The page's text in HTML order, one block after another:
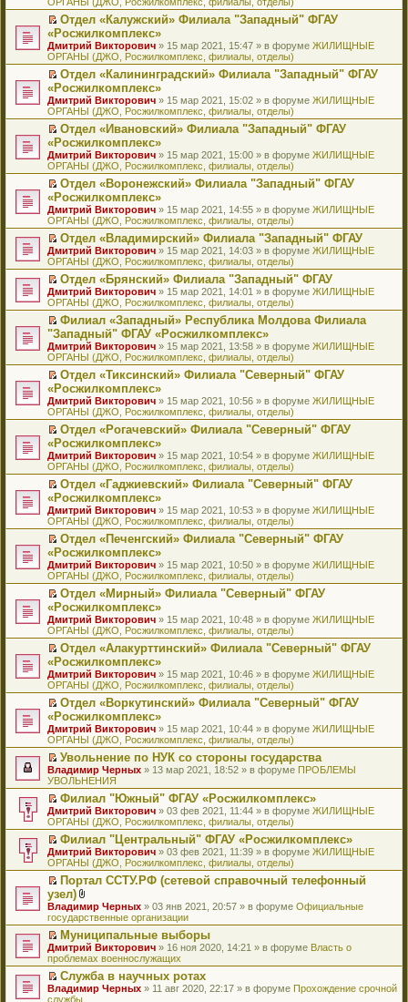
щ
е
н
ю
у
с
о
б
щ
е
н
ю
а
н
н
м
у
с
о
б
щ
е
н
ю
р
о
ч
т
а
н
н
м
у
с
о
б
щ
е
н
ю
м
у
н
п
р
о
ч
т
а
н
н
м
у
с
о
б
щ
е
н
и
ю
п
е
р
о
м
у
н
п
р
о
ч
т
а
н
н
м
у
с
о
о
б
щ
е
н
и
ю
е
й
т
к
п
е
р
о
м
у
н
п
р
о
ч
т
а
н
н
о
м
у
с
о
о
б
щ
е
н
и
ю
П
р
е
й
т
к
п
е
р
о
м
у
н
п
р
о
ч
и
т
а
н
н
о
м
у
с
о
о
б
щ
е
н
и
ю
Отдел «Калужский» Филиала "Западный" ФГАУ
«Росжилкомплекс»
Дмитрий Викторович » 15 мар 2021, 15:47 » в форуме ЖИЛИЩНЫЕ
ОРГАНЫ (ДЖО, Росжилкомплекс, филиалы, отделы)
П
р
е
й
т
к
п
е
р
о
м
у
н
е
п
р
о
ч
и
т
а
н
н
о
м
у
с
о
о
б
щ
е
н
и
ю
Отдел «Калининградский» Филиала "Западный" ФГАУ
«Росжилкомплекс»
Дмитрий Викторович » 15 мар 2021, 15:02 » в форуме ЖИЛИЩНЫЕ
ОРГАНЫ (ДЖО, Росжилкомплекс, филиалы, отделы)
П
р
е
й
т
к
п
е
р
в
о
м
у
н
е
п
р
о
ч
и
т
а
н
н
о
м
у
с
о
о
б
щ
е
н
и
ю
Отдел «Ивановский» Филиала "Западный" ФГАУ
«Росжилкомплекс»
Дмитрий Викторович » 15 мар 2021, 15:00 » в форуме ЖИЛИЩНЫЕ
ОРГАНЫ (ДЖО, Росжилкомплекс, филиалы, отделы)
П
р
е
й
т
и
к
п
е
р
в
о
м
у
н
е
п
р
о
ч
и
т
а
н
н
о
м
у
с
о
о
б
щ
е
н
и
ю
Отдел «Воронежский» Филиала "Западный" ФГАУ
«Росжилкомплекс»
Дмитрий Викторович » 15 мар 2021, 14:55 » в форуме ЖИЛИЩНЫЕ
ОРГАНЫ (ДЖО, Росжилкомплекс, филиалы, отделы)
П
е
р
е
й
т
и
к
п
е
р
в
о
м
у
н
е
п
р
о
ч
и
т
а
н
н
о
м
у
с
о
о
б
щ
е
н
и
ю
Отдел «Владимирский» Филиала "Западный" ФГАУ
Дмитрий Викторович » 15 мар 2021, 14:03 » в форуме ЖИЛИЩНЫЕ
ОРГАНЫ (ДЖО, Росжилкомплекс, филиалы, отделы)
П
е
р
е
й
т
и
к
п
е
р
в
о
м
у
н
е
п
р
о
ч
и
т
а
н
н
о
м
у
с
о
о
б
щ
е
н
и
ю
Отдел «Брянский» Филиала "Западный" ФГАУ
Дмитрий Викторович » 15 мар 2021, 14:01 » в форуме ЖИЛИЩНЫЕ
ОРГАНЫ (ДЖО, Росжилкомплекс, филиалы, отделы)
П
е
р
е
й
т
к
п
е
р
о
м
у
н
п
р
о
ч
т
а
н
н
м
у
с
о
б
щ
е
н
ю
Филиал «Западный» Республика Молдова Филиала
"Западный" ФГАУ «Росжилкомплекс»
Дмитрий Викторович » 15 мар 2021, 13:58 » в форуме ЖИЛИЩНЫЕ
ОРГАНЫ (ДЖО, Росжилкомплекс, филиалы, отделы)
П
р
е
й
т
к
п
е
р
о
м
у
н
п
р
о
ч
т
а
н
н
м
у
с
о
б
щ
е
н
и
ю
Отдел «Тиксинский» Филиала "Северный" ФГАУ
«Росжилкомплекс»
Дмитрий Викторович » 15 мар 2021, 10:56 » в форуме ЖИЛИЩНЫЕ
ОРГАНЫ (ДЖО, Росжилкомплекс, филиалы, отделы)
П
р
е
й
т
к
п
е
р
о
м
у
н
п
р
о
ч
т
а
н
н
м
у
с
о
о
б
щ
е
н
и
ю
Отдел «Рогачевский» Филиала "Северный" ФГАУ
«Росжилкомплекс»
Дмитрий Викторович » 15 мар 2021, 10:54 » в форуме ЖИЛИЩНЫЕ
ОРГАНЫ (ДЖО, Росжилкомплекс, филиалы, отделы)
П
р
е
й
т
к
п
е
р
о
м
у
н
п
р
о
ч
т
а
н
н
о
м
у
с
о
о
б
щ
е
н
и
ю
Отдел «Гаджиевский» Филиала "Северный" ФГАУ
«Росжилкомплекс»
Дмитрий Викторович » 15 мар 2021, 10:53 » в форуме ЖИЛИЩНЫЕ
ОРГАНЫ (ДЖО, Росжилкомплекс, филиалы, отделы)
П
р
е
й
т
к
п
е
р
о
м
у
н
п
р
о
ч
и
т
а
н
н
о
м
у
с
о
о
б
щ
е
н
и
ю
Отдел «Печенгский» Филиала "Северный" ФГАУ
«Росжилкомплекс»
Дмитрий Викторович » 15 мар 2021, 10:50 » в форуме ЖИЛИЩНЫЕ
ОРГАНЫ (ДЖО, Росжилкомплекс, филиалы, отделы)
П
р
е
й
т
к
п
е
р
о
м
у
н
е
п
р
о
ч
и
т
а
н
н
о
м
у
с
о
о
б
щ
е
н
и
Отдел «Мирный» Филиала "Северный" ФГАУ
«Росжилкомплекс»
Дмитрий Викторович » 15 мар 2021, 10:48 » в форуме ЖИЛИЩНЫЕ
ОРГАНЫ (ДЖО, Росжилкомплекс, филиалы, отделы)
П
р
е
й
т
к
п
е
р
в
о
м
у
н
е
п
р
о
ч
и
т
а
н
н
о
м
у
с
о
о
Отдел «Алакурттинский» Филиала "Северный" ФГАУ
«Росжилкомплекс»
Дмитрий Викторович » 15 мар 2021, 10:46 » в форуме ЖИЛИЩНЫЕ
ОРГАНЫ (ДЖО, Росжилкомплекс, филиалы, отделы)
П
р
е
й
т
и
к
п
е
р
в
о
м
у
н
е
п
р
о
ч
и
т
а
н
н
о
Отдел «Воркутинский» Филиала "Северный" ФГАУ
«Росжилкомплекс»
Дмитрий Викторович » 15 мар 2021, 10:44 » в форуме ЖИЛИЩНЫЕ
ОРГАНЫ (ДЖО, Росжилкомплекс, филиалы, отделы)
П
е
р
е
й
т
и
к
п
е
р
в
о
м
у
н
е
п
р
о
ч
и
Увольнение по НУК со стороны государства
Владимир Черных » 13 мар 2021, 18:52 » в форуме ПРОБЛЕМЫ
УВОЛЬНЕНИЯ
П
е
р
е
й
т
и
к
п
е
р
в
о
м
у
н
е
п
Филиал "Южный" ФГАУ «Росжилкомплекс»
Дмитрий Викторович » 03 фев 2021, 11:44 » в форуме ЖИЛИЩНЫЕ
ОРГАНЫ (ДЖО, Росжилкомплекс, филиалы, отделы)
П
е
р
й
т
и
к
п
е
р
в
о
м
Филиал "Центральный" ФГАУ «Росжилкомплекс»
Дмитрий Викторович » 03 фев 2021, 11:39 » в форуме ЖИЛИЩНЫЕ
ОРГАНЫ (ДЖО, Росжилкомплекс, филиалы, отделы)
П
е
р
е
й
т
и
к
п
е
р
Портал ССТУ.РФ (сетевой справочный телефонный
узел)
В
л
о
ж
е
н
и
я
Владимир Черных » 03 янв 2021, 20:57 » в форуме Официальные
государственные организации
П
е
р
е
й
т
Муниципальные выборы
Дмитрий Викторович » 16 ноя 2020, 14:21 » в форуме Власть о
проблемах военнослужащих
П
е
Служба в научных ротах
Владимир Черных » 11 авг 2020, 22:17 » в форуме Прохождение срочной
службы